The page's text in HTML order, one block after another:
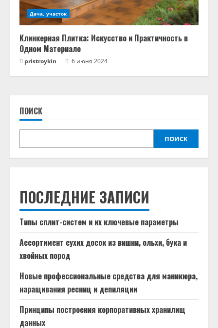
Дача, участок
Клинкерная Плитка: Искусство и Практичность в
Одном Материале
pristroykin_ 6 июня 2024
ПОИСК
ПОИСК
ПОСЛЕДНИЕ ЗАПИСИ
Типы сплит-систем и их ключевые параметры
Ассортимент сухих досок из вишни, ольхи, бука и
хвойных пород
Новые профессиональные средства для маникюра,
наращивания ресниц и депиляции
Принципы построения корпоративных хранилищ
данных